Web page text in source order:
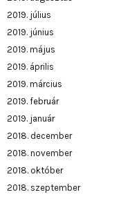
2019. július
2019. június
2019. május
2019. április
2019. március
2019. február
2019. január
2018. december
2018. november
2018. október
2018. szeptember